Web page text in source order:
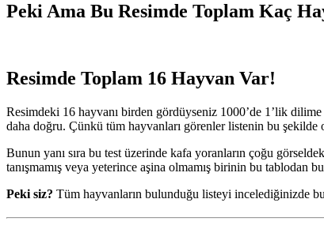
Peki Ama Bu Resimde Toplam Kaç
Resimde Toplam 16 Hayvan Var!
Resimdeki 16 hayvanı birden gördüyseniz 1000’de 1’lik
daha doğru. Çünkü tüm hayvanları görenler listenin bu
Bunun yanı sıra bu test üzerinde kafa yoranların çoğu
tanışmamış veya yeterince aşina olmamış birinin bu tablodan
Peki siz? Tüm hayvanların bulunduğu listeyi incelediğinizde